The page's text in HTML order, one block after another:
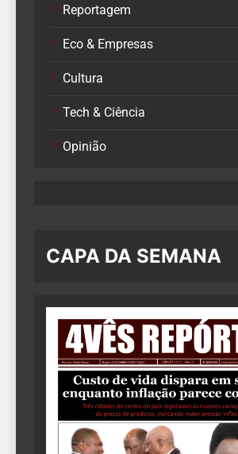
Reportagem
Eco & Empresas
Cultura
Tech & Ciência
Opinião
CAPA DA SEMANA